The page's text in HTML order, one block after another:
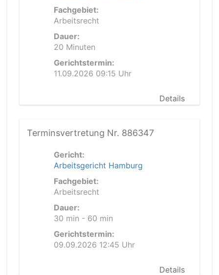
Fachgebiet:
Arbeitsrecht
Dauer:
20 Minuten
Gerichtstermin:
11.09.2026 09:15 Uhr
Details
Terminsvertretung Nr. 886347
Gericht:
Arbeitsgericht Hamburg
Fachgebiet:
Arbeitsrecht
Dauer:
30 min - 60 min
Gerichtstermin:
09.09.2026 12:45 Uhr
Details